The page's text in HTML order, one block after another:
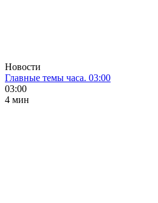
Новости
Главные темы часа. 03:00
03:00
4 мин